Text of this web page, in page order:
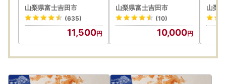
年発送】高級 山梨県産
シャインマスカット 2～
3房 （1.2kg以上） フル
ーツ FN-Limited-SP
山梨県富士吉田市
(635)
11,500
市ふるなびトラベルポイ
ント
山梨県富士吉田市
(10)
10,000
グル
山梨